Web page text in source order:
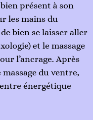
présent à son
les mains du
bien se laisser aller
et le massage
l’ancrage. Après
du ventre,
énergétique